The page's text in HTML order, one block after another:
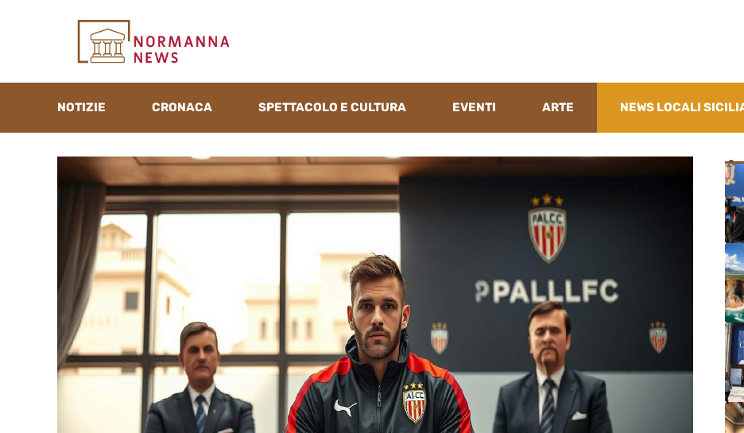
NOTIZIE CRONACA SPETTACOLO E CULTURA EVENTI ARTE NEWS LOCALI